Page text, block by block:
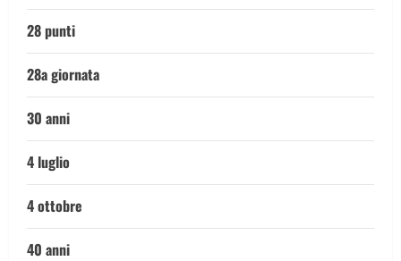
28 punti
28a giornata
30 anni
4 luglio
4 ottobre
40 anni